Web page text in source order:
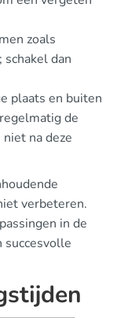
zoals
dan
plaats en buiten
de
na deze
verbeteren.
in de
succesvolle